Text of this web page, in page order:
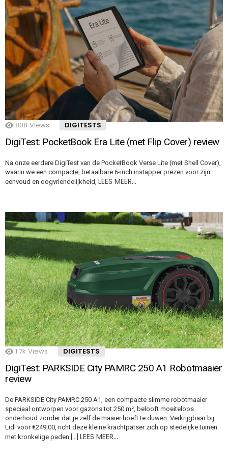
808 Views DIGITESTS
DigiTest: PocketBook Era Lite (met Flip Cover) review
Na onze eerdere DigiTest van de PocketBook Verse Lite (met Shell Cover),
waarin we een compacte, betaalbare 6-inch instapper prezen voor zijn
eenvoud en oogvriendelijkheid, LEES MEER…
1.7k Views DIGITESTS
DigiTest: PARKSIDE City PAMRC 250 A1 Robotmaaier
review
De PARKSIDE City PAMRC 250 A1, een compacte slimme robotmaaier
speciaal ontworpen voor gazons tot 250 m², belooft moeiteloos
onderhoud zonder dat je zelf de maaier hoeft te duwen. Verkrijgbaar bij
Lidl voor €249,00, richt deze kleine krachtpatser zich op stedelijke tuinen
met kronkelige paden […] LEES MEER…